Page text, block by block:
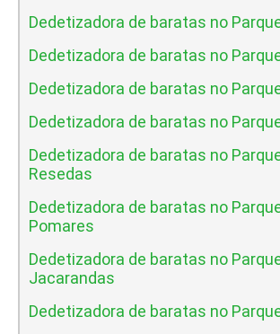
Dedetizadora de baratas no
Dedetizadora de baratas no
Dedetizadora de baratas no
Dedetizadora de baratas no
Dedetizadora de baratas no
Resedas
Dedetizadora de baratas no
Pomares
Dedetizadora de baratas no
Jacarandas
Dedetizadora de baratas no